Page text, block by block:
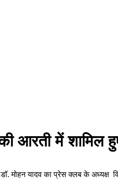
आरती में शामिल
मोहन यादव का प्रेस क्लब के अध्यक्ष